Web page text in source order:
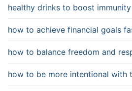
healthy drinks to boost immunity
how to achieve financial goals
how to balance freedom and
how to be more intentional with